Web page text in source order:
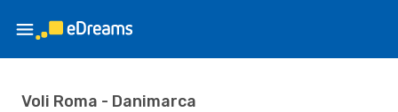
Voli Roma - Danimarca